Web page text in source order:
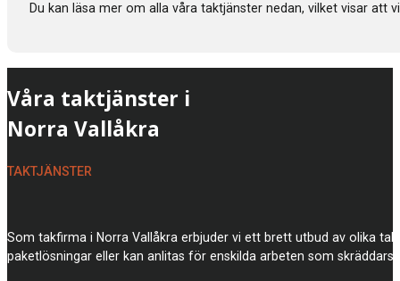
Du kan läsa mer om alla våra taktjänster nedan, vilket visar
Våra taktjänster i
Norra Vallåkra
TAKTJÄNSTER
Som takfirma i Norra Vallåkra erbjuder vi ett brett utbud av olika
paketlösningar eller kan anlitas för enskilda arbeten som